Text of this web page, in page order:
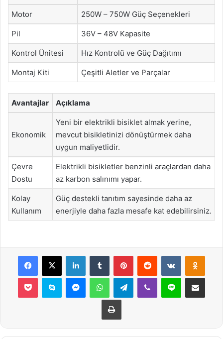
Motor 250W – 750W Güç Seçenekleri
Pil 36V – 48V Kapasite
Kontrol Ünitesi Hız Kontrolü ve Güç Dağıtımı
Montaj Kiti Çeşitli Aletler ve Parçalar
Avantajlar Açıklama
Ekonomik
Yeni bir elektrikli bisiklet almak yerine,
mevcut bisikletinizi dönüştürmek daha
uygun maliyetlidir.
Çevre
Dostu
Elektrikli bisikletler benzinli araçlardan daha
az karbon salınımı yapar.
Kolay
Kullanım
Güç destekli tanıtım sayesinde daha az
enerjiyle daha fazla mesafe kat edebilirsiniz.
Facebook
X LinkedInTumblr PinterestReddit VKontakte
Pocket Skype MessengerWhatsAppTelegramViber Line E-Posta ile
Yazdır